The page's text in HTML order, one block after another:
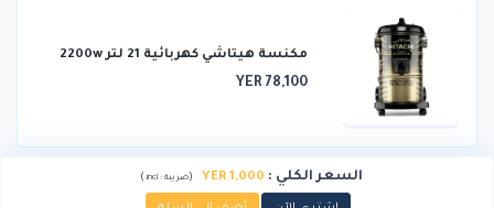
مكنسة هيتاشي كهربائية 21 لتر 2200w
YER 78,100
السعر الكلي :
YER 1,000
(ضريبة : incl.
)